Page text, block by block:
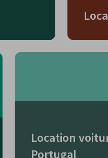
Location
Portugal